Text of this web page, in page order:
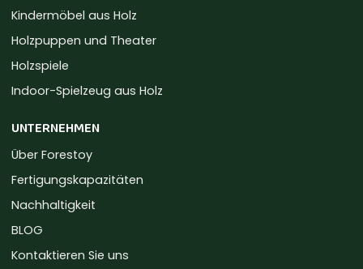
Kindermöbel aus Holz
Holzpuppen und Theater
Holzspiele
Indoor-Spielzeug aus Holz
UNTERNEHMEN
Über Forestoy
Fertigungskapazitäten
Nachhaltigkeit
BLOG
Kontaktieren Sie uns